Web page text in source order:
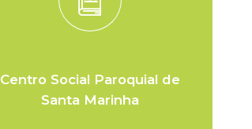
Centro Social Paroquial de
Santa Marinha